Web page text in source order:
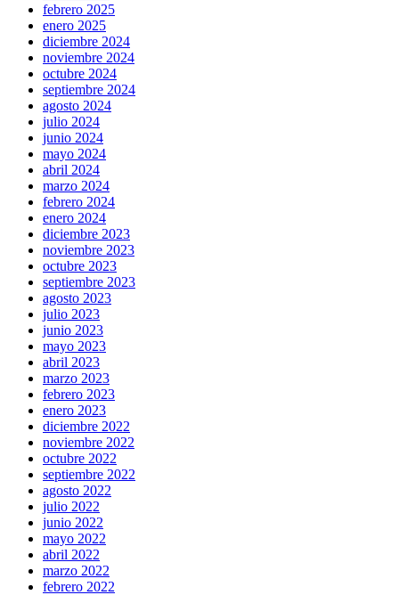
febrero 2025
enero 2025
diciembre 2024
noviembre 2024
octubre 2024
septiembre 2024
agosto 2024
julio 2024
junio 2024
mayo 2024
abril 2024
marzo 2024
febrero 2024
enero 2024
diciembre 2023
noviembre 2023
octubre 2023
septiembre 2023
agosto 2023
julio 2023
junio 2023
mayo 2023
abril 2023
marzo 2023
febrero 2023
enero 2023
diciembre 2022
noviembre 2022
octubre 2022
septiembre 2022
agosto 2022
julio 2022
junio 2022
mayo 2022
abril 2022
marzo 2022
febrero 2022